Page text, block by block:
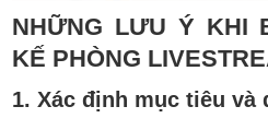
NHỮNG LƯU Ý KHI
KẾ PHÒNG
1. Xác định mục tiêu và